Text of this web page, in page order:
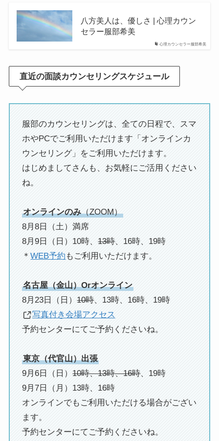
心理カウンセラー服部希美
八方美人は、優しさ | 心理カウン
セラー服部希美
直近の面談カウンセリングスケジュール
服部のカウンセリングは、全ての日程で、スマ
ホやPCでご利用いただけます「オンラインカ
ウンセリング」をご利用いただけます。
はじめましてさんも、お気軽にご活用ください
ね。
オンラインのみ（ZOOM）
8月8日（土）満席
8月9日（日）10時、13時、16時、19時
＊WEB予約 もご利用いただけます。
名古屋（金山）Orオンライン
8月23日（日）10時、13時、16時、19時
写真付き会場アクセス
予約センターにてご予約くださいね。
東京（代官山）出張
9月6日（日）10時、13時、16時、19時
9月7日（月）13時、16時
オンラインでもご利用いただける場合がござい
ます。
予約センターにてご予約くださいね。